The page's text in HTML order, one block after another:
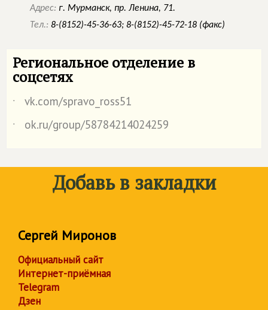
Адрес: г. Мурманск, пр. Ленина, 71.
Тел.: 8-(8152)-45-36-63; 8-(8152)-45-72-18 (факс)
Региональное отделение в
соцсетях
˙
vk.com/spravo_ross51
˙
ok.ru/group/58784214024259
Добавь в закладки
Сергей Миронов
Официальный сайт
Интернет-приёмная
Telegram
Дзен